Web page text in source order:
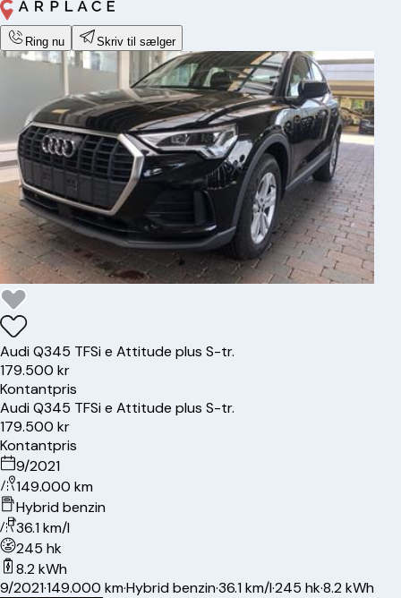
Ring nu Skriv til sælger
AudiQ345 TFSi e Attitude plus S-tr.
179.500 kr
Kontantpris
AudiQ345 TFSi e Attitude plus S-tr.
179.500 kr
Kontantpris
9/2021
149.000 km
Hybrid benzin
36.1 km/l
245 hk
8.2 kWh
9/2021·149.000 km·Hybrid benzin·36.1 km/l·245 hk·8.2 kWh